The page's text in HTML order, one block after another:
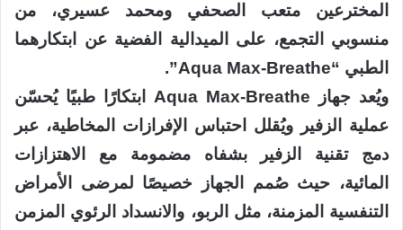
المخترعين متعب الصحفي ومحمد عسيري، من
منسوبي التجمع، على الميدالية الفضية عن ابتكارهما
الطبي “Aqua Max-Breathe”.
ويُعد جهاز Aqua Max-Breathe ابتكارًا طبيًا يُحسّن
عملية الزفير ويُقلل احتباس الإفرازات المخاطية، عبر
دمج تقنية الزفير بشفاه مضمومة مع الاهتزازات
المائية، حيث صُمم الجهاز خصيصًا لمرضى الأمراض
التنفسية المزمنة، مثل الربو، والانسداد الرئوي المزمن